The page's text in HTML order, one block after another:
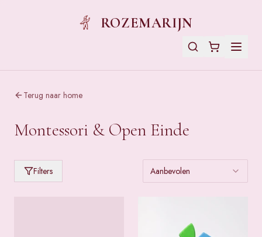
ROZEMARIJN
Terug naar home
Montessori & Open Einde
Filters Aanbevolen